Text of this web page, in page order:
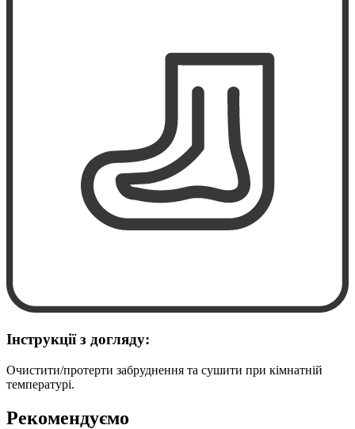
Інструкції з догляду:
Очистити/протерти забруднення та сушити при кімнатній
температурі.
Рекомендуємо